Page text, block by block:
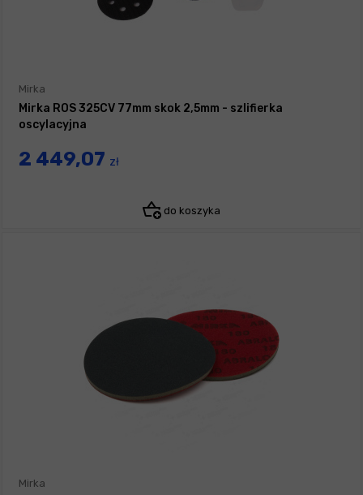
Mirka
Mirka ROS 325CV 77mm skok 2,5mm - szlifierka
oscylacyjna
2 449,07 zł
do koszyka
Mirka